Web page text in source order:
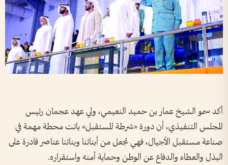
أكد سمو الشيخ عمار بن حميد النعيمي، ولي عهد عجمان رئيس
المجلس التنفيذي، أن دورة «شرطة المستقبل» باتت محطة مهمة في
صناعة مستقبل الأجيال، فهي تجعل من أبنائنا وبناتنا عناصر قادرة على
البذل والعطاء والدفاع عن الوطن وحماية أمنه واستقراره.